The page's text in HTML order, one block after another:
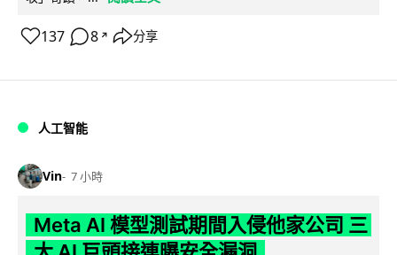
137 8 ↗ 分享
人工智能
Vin 7 小時
Meta AI 模型測試期間入侵他家公司 三